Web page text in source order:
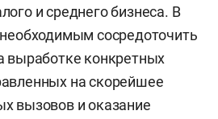
и среднего бизнеса. В
сосредоточить
выработке конкретных
на скорейшее
вызовов и оказание